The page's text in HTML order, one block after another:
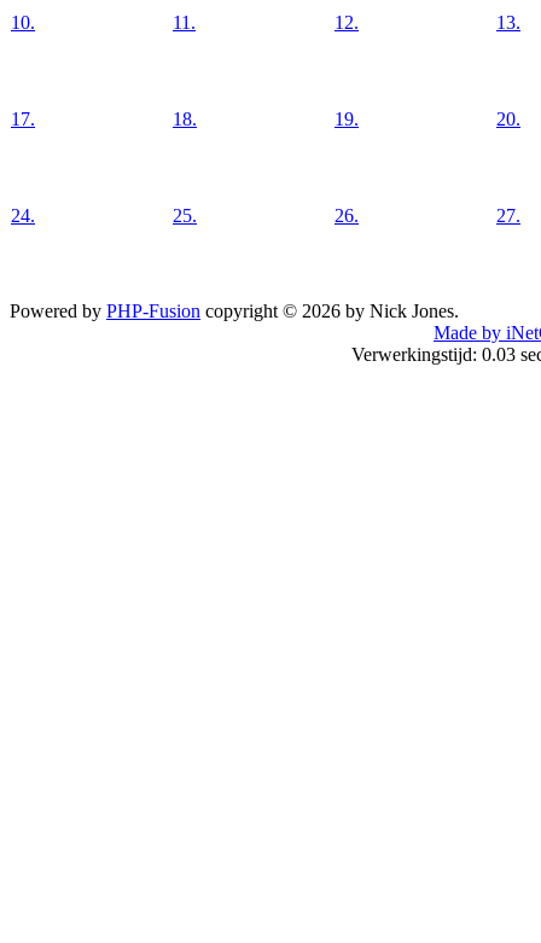
10. 11. 12. 13.
17. 18. 19. 20.
24. 25. 26. 27.
Powered by PHP-Fusion copyright © 2026 by Nick Jones.
Made by
Verwerkingstijd: 0.03